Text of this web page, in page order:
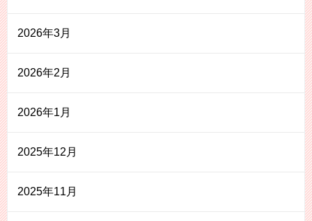
2026年3月
2026年2月
2026年1月
2025年12月
2025年11月